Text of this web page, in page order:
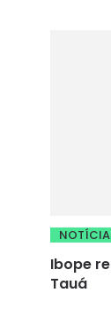
Ibope
Tauá